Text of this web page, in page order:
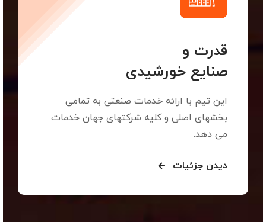
قدرت و
صنایع خورشیدی
این تیم با ارائه خدمات صنعتی به تمامی
بخشهای اصلی و کلیه شرکتهای جهان خدمات
می دهد.
دیدن جزئیات